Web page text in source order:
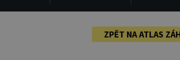
ZPĚT NA ATLAS